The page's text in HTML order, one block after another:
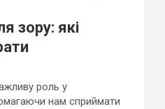
зору: які
роль у
нам сприймати